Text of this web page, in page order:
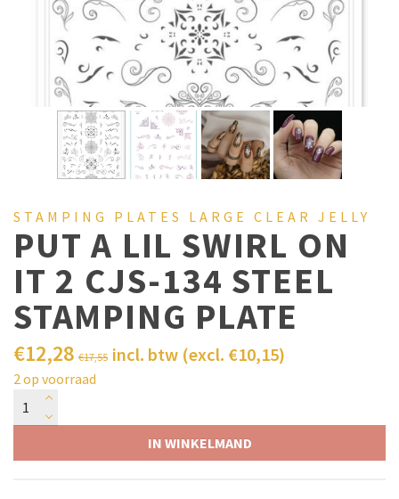
STAMPING PLATES LARGE CLEAR JELLY
PUT A LIL SWIRL ON
IT 2 CJS-134 STEEL
STAMPING PLATE
€17,55
€12,28 incl. btw (excl. €10,15)
2 op voorraad
IN WINKELMAND